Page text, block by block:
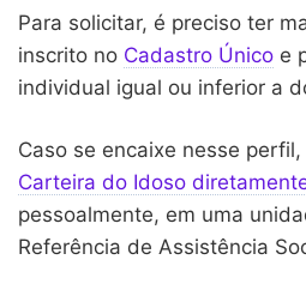
Para solicitar, é preciso ter
inscrito no Cadastro Único e
individual igual ou inferior a
Caso se encaixe nesse
Carteira do Idoso
pessoalmente, em uma
Referência de Assistência